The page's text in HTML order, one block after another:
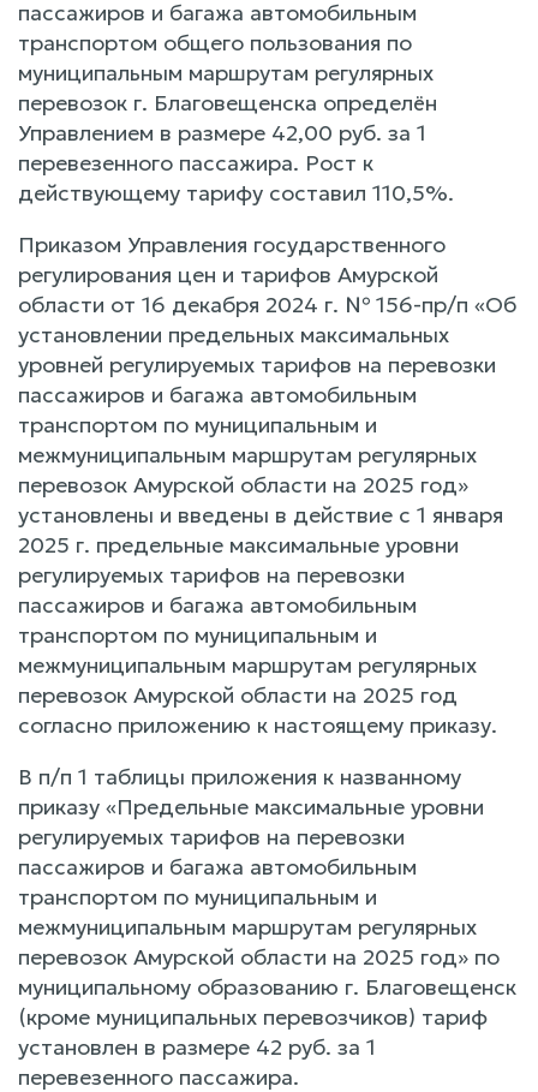
пассажиров и багажа автомобильным
транспортом общего пользования по
муниципальным маршрутам регулярных
перевозок г. Благовещенска определён
Управлением в размере 42,00 руб. за 1
перевезенного пассажира. Рост к
действующему тарифу составил 110,5%.
Приказом Управления государственного
регулирования цен и тарифов Амурской
области от 16 декабря 2024 г. № 156-пр/п «Об
установлении предельных максимальных
уровней регулируемых тарифов на перевозки
пассажиров и багажа автомобильным
транспортом по муниципальным и
межмуниципальным маршрутам регулярных
перевозок Амурской области на 2025 год»
установлены и введены в действие с 1 января
2025 г. предельные максимальные уровни
регулируемых тарифов на перевозки
пассажиров и багажа автомобильным
транспортом по муниципальным и
межмуниципальным маршрутам регулярных
перевозок Амурской области на 2025 год
согласно приложению к настоящему приказу.
В п/п 1 таблицы приложения к названному
приказу «Предельные максимальные уровни
регулируемых тарифов на перевозки
пассажиров и багажа автомобильным
транспортом по муниципальным и
межмуниципальным маршрутам регулярных
перевозок Амурской области на 2025 год» по
муниципальному образованию г. Благовещенск
(кроме муниципальных перевозчиков) тариф
установлен в размере 42 руб. за 1
перевезенного пассажира.